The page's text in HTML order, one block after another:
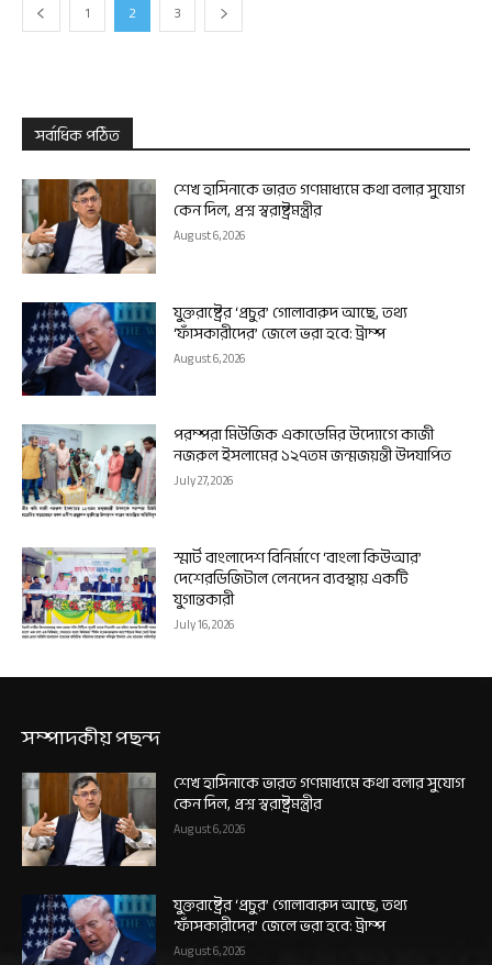
1 2 3
সর্বাধিক পঠিত
শেখ হাসিনাকে ভারত গণমাধ্যমে কথা বলার সুযোগ
কেন দিল, প্রশ্ন স্বরাষ্ট্রমন্ত্রীর
August 6, 2026
যুক্তরাষ্ট্রের ‘প্রচুর’ গোলাবারুদ আছে, তথ্য
‘ফাঁসকারীদের’ জেলে ভরা হবে: ট্রাম্প
August 6, 2026
পরম্পরা মিউজিক একাডেমির উদ্যোগে কাজী
নজরুল ইসলামের ১২৭তম জন্মজয়ন্তী উদযাপিত
July 27, 2026
স্মার্ট বাংলাদেশ বিনির্মাণে ‘বাংলা কিউআর’
দেশেরডিজিটাল লেনদেন ব্যবস্থায় একটি
যুগান্তকারী
July 16, 2026
সম্পাদকীয় পছন্দ
শেখ হাসিনাকে ভারত গণমাধ্যমে কথা বলার সুযোগ
কেন দিল, প্রশ্ন স্বরাষ্ট্রমন্ত্রীর
August 6, 2026
যুক্তরাষ্ট্রের ‘প্রচুর’ গোলাবারুদ আছে, তথ্য
‘ফাঁসকারীদের’ জেলে ভরা হবে: ট্রাম্প
August 6, 2026